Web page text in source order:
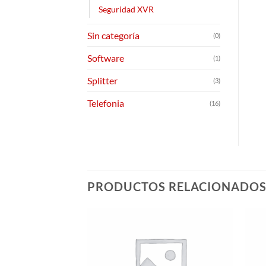
Seguridad XVR
Sin categoría (0)
Software (1)
Splitter (3)
Telefonia (16)
PRODUCTOS RELACIONADOS